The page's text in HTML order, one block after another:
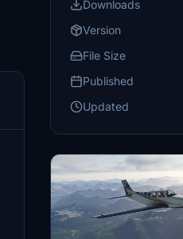
Downloads
Version
File Size
Published
Updated